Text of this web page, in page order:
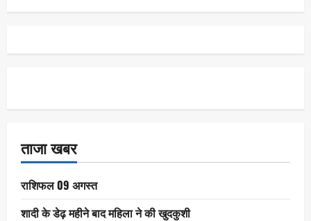
ताजा खबर
राशिफल 09 अगस्त
शादी के डेढ़ महीने बाद महिला ने की खुदकुशी